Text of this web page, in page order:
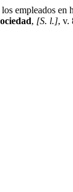
en
, [S. l.], v.